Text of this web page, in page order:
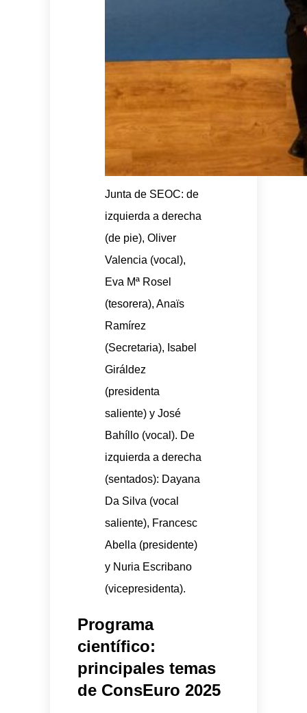
Junta de SEOC: de
izquierda a derecha
(de pie), Oliver
Valencia (vocal),
Eva Mª Rosel
(tesorera), Anaïs
Ramírez
(Secretaria), Isabel
Giráldez
(presidenta
saliente) y José
Bahíllo (vocal). De
izquierda a derecha
(sentados): Dayana
Da Silva (vocal
saliente), Francesc
Abella (presidente)
y Nuria Escribano
(vicepresidenta).
Programa
científico:
principales temas
de ConsEuro 2025